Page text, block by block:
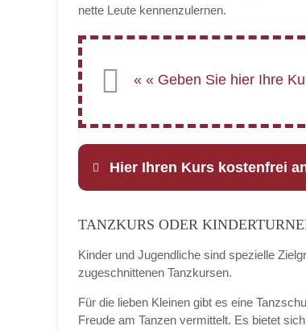
nette Leute kennenzulernen.
Hier Ihren Kurs kostenfrei
E-Mail*
TANZKURS ODER
Kinder und Jugendliche sind spezielle
zugeschnittenen Tanzkursen.
Für die lieben Kleinen gibt es eine
Freude am Tanzen vermittelt. Es bietet